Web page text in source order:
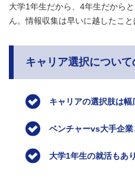
大学1年生だから、4年生だから
ん。情報収集は早いに越したこ
キャリア選択について
キャリアの選択肢は幅
ベンチャーvs大手企
大学1年生の就活もあり